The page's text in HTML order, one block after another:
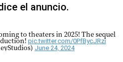
el anuncio.
to theaters in 2025! The sequel
pic.twitter.com/0PfBycJRzi
June 24, 2024